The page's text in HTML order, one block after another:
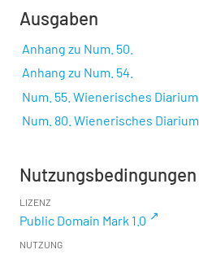
Ausgaben
Anhang zu Num. 50.
Anhang zu Num. 54.
Num. 55. Wienerisches Diarium.
Num. 80. Wienerisches Diarium.
Nutzungsbedingungen
LIZENZ
Public Domain Mark 1.0
NUTZUNG